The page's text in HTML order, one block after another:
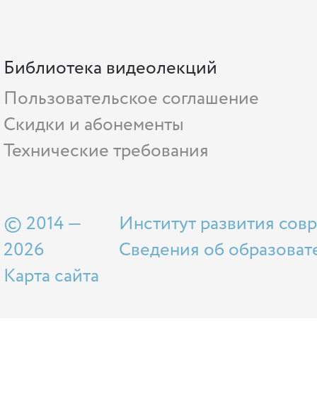
Библиотека видеолекций
Пользовательское соглашение
Скидки и абонементы
Технические требования
© 2014 —
2026
Карта сайта
Институт развития
Сведения об